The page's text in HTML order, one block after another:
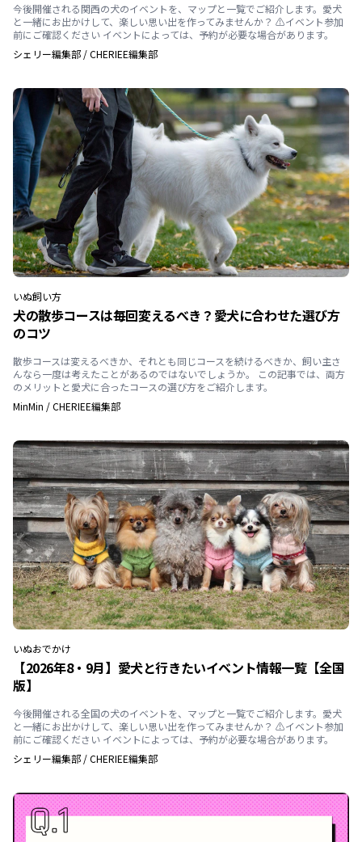
今後開催される関西の犬のイベントを、マップと一覧でご紹介します。愛犬
と一緒にお出かけして、楽しい思い出を作ってみませんか？ ⚠️イベント参加
前にご確認ください イベントによっては、予約が必要な場合があります。
シェリー編集部 /CHERIEE編集部
いぬ飼い方
犬の散歩コースは毎回変えるべき？愛犬に合わせた選び方
のコツ
散歩コースは変えるべきか、それとも同じコースを続けるべきか、飼い主さ
んなら一度は考えたことがあるのではないでしょうか。 この記事では、両方
のメリットと愛犬に合ったコースの選び方をご紹介します。
MinMin /CHERIEE編集部
いぬおでかけ
【2026年8・9月】愛犬と行きたいイベント情報一覧【全国
版】
今後開催される全国の犬のイベントを、マップと一覧でご紹介します。愛犬
と一緒にお出かけして、楽しい思い出を作ってみませんか？ ⚠️イベント参加
前にご確認ください イベントによっては、予約が必要な場合があります。
シェリー編集部 /CHERIEE編集部